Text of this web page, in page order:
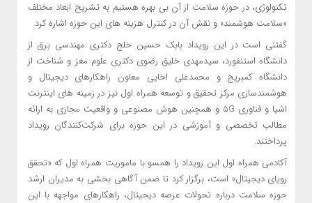
تکنولوژی، در حوزه سلامت از آن بی بهره هستیم به تشریح ابعاد مختلف
«سلامت هوشمند» و نقش آن در کنترل هزینه های این حوزه اشاره کرد.
گفتنی است در این رویداد بابک حسین خلج دکتری مهندسی برق از
دانشگاه استنفورد، سیدمهدی خلیق رضوی دکتری علوم مغز و شناخت از
دانشگاه کمبریج و محمدعلی اخایی معاون راهکارهای دیجیتال و
هوشمندسازی مرکز تحقیق و توسعه همراه اول نیز در زمینه های اینترنت
اشیا و فناوری ۵G و همچنین هوش مصنوعی و واقعیت مجازی به ارائه
مطالب تخصصی و آموزشی در این حوزه برای شرکت‌کنندگان رویداد
پرداختند.
آکادمی همراه اول این رویداد را همسو با ماموریت همراه اول که «تحقق
رویای دیجیتال» است، برگزار کرد تا ضمن آگاهی بخشی به مدیران ارشد
حوزه سلامت درباره تحولات عرصه دیجیتال، راهکارهای مواجهه با این